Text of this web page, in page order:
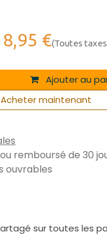
Ajouter au
Acheter maintenant
8,95 €(Toutes
remboursé de 30
ouvrables
sur toutes les